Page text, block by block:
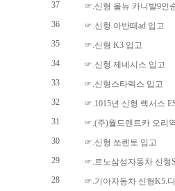
37
☞.신형 올뉴 카니발9인
36
☞.신형 아반떼ad 입고
35
☞.신형 K3 입고
34
☞.신형 제네시스 입고
33
☞.신형스타렉스 입고
32
☞.1015년 신형 렉서스
31
☞.(주)월드렌트카 오리
30
☞.신형 쏘렌토 입고
29
☞.르노삼성자동차 신형
28
☞.기아자동차 신형K5.